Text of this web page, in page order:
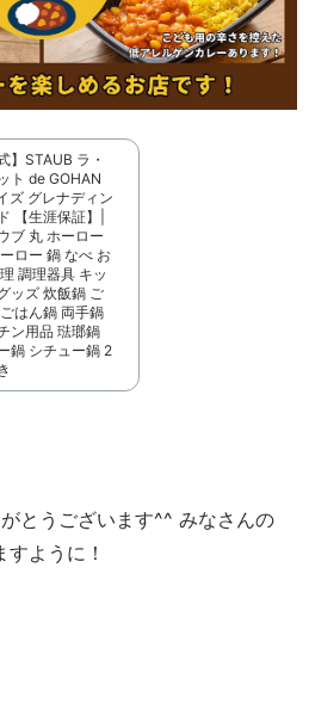
】STAUB ラ・
ト de GOHAN
ズ グレナディン
【生涯保証】|
ブ 丸 ホーロー
ロー 鍋 なべ お
調理器具 キッ
ッズ 炊飯鍋 ご
はん鍋 両手鍋
ン用品 琺瑯鍋
鍋 シチュー鍋 2
とうございます^^ みなさんの
ように！